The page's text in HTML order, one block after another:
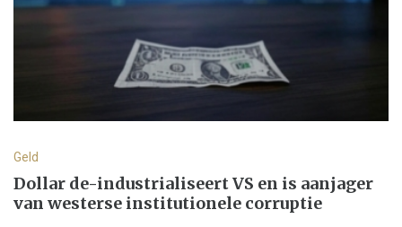
Geld
Dollar de-industrialiseert VS en is aanjager
van westerse institutionele corruptie